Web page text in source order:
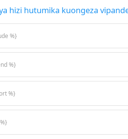
hizi hutumika kuongeza
%}
%}
%}